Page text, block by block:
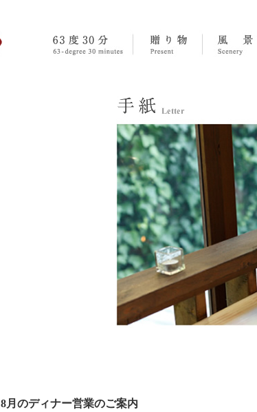
8月のディナー営業のご案内